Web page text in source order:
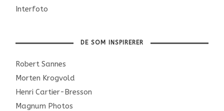
Interfoto
DE SOM INSPIRERER
Robert Sannes
Morten Krogvold
Henri Cartier-Bresson
Magnum Photos